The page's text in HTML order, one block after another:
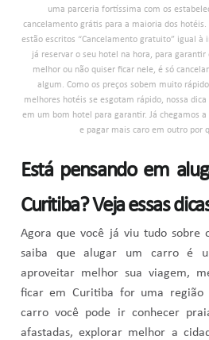
uma parceria fortíssima com os
cancelamento grátis para a maioria dos hotéis.
estão escritos “Cancelamento gratuito” igual à
já reservar o seu hotel na hora, para garantir
melhor ou não quiser ficar nele, é só
algum. Como os preços sobem muito
melhores hotéis se esgotam rápido, nossa
em um bom hotel para garantir. Já chegamos
e pagar mais caro em outro por
Está pensando em
Curitiba? Veja essas
Agora que você já viu tudo sobre
saiba que alugar um carro é
aproveitar melhor sua viagem,
ficar em Curitiba for uma região
carro você pode ir conhecer
afastadas, explorar melhor a